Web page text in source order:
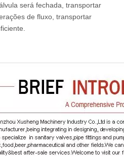
será fechada, transportar
de fluxo, transportar